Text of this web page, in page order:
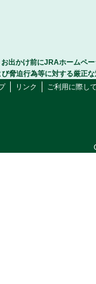
お出かけ前にJRAホームペ
脅迫行為等に対する厳正
リンク ご利用に際し